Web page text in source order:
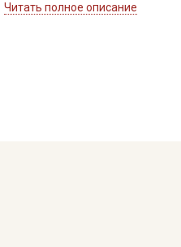
±2см.
Читать полное описание